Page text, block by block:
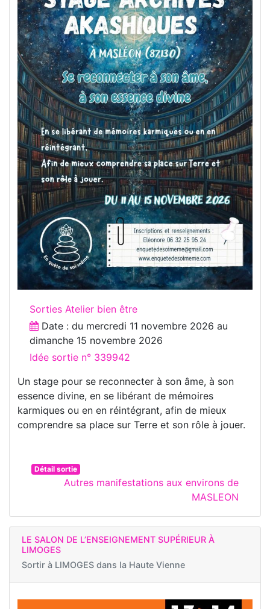
Sorties Atelier bien être
Date : du mercredi 11 novembre 2026 au
dimanche 15 novembre 2026
Idée sortie n° 339942
Un stage pour se reconnecter à son âme, à son
essence divine, en se libérant de mémoires
karmiques ou en en réintégrant, afin de mieux
comprendre sa place sur Terre et son rôle à jouer.
Détail sortie
Autres manifestations aux environs de
MASLEON
LE SALON DE L’ENSEIGNEMENT SUPÉRIEUR À
LIMOGES
Sortir à LIMOGES dans la Haute Vienne